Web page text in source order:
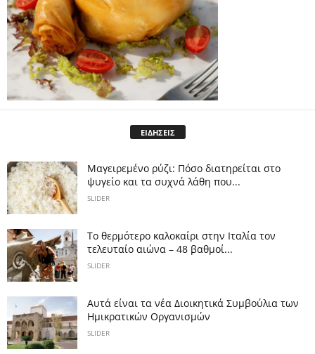
ΕΙΔΗΣΕΙΣ
Μαγειρεμένο ρύζι: Πόσο διατηρείται στο
ψυγείο και τα συχνά λάθη που...
SLIDER
Το θερμότερο καλοκαίρι στην Ιταλία τον
τελευταίο αιώνα – 48 βαθμοί...
SLIDER
Αυτά είναι τα νέα Διοικητικά Συμβούλια των
Ημικρατικών Οργανισμών
SLIDER